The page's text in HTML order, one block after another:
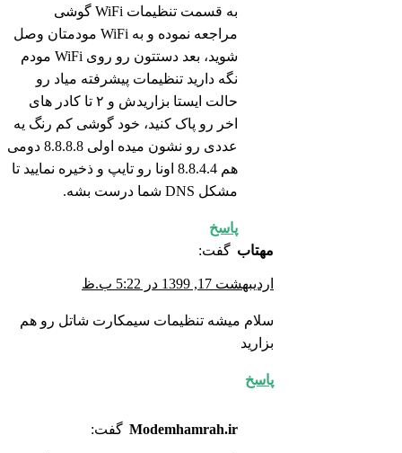
به قسمت تنظیمات WiFi گوشی
مراجعه نموده و به WiFi مودمتان وصل
شوید، بعد دستتون رو روی WiFi مودم
نگه دارید تنظیمات پیشرفته میاد رو
حالت ایستا بزاریدش و ۲ تا کادر های
اخر رو پاک کنید، خود گوشی کم رنگ یه
عددی رو نشون میده اولی 8.8.8.8 دومی
هم 8.8.4.4 اونا رو تایپ و ذخیره نمایید تا
مشکل DNS شما درست بشه.
پاسخ
مهتاب گفت:
اردیبهشت 17, 1399 در 5:22 ب.ظ
سلام میشه تنظیمات سیمکارت شاتل رو هم
بزارید
پاسخ
Modemhamrah.ir گفت: